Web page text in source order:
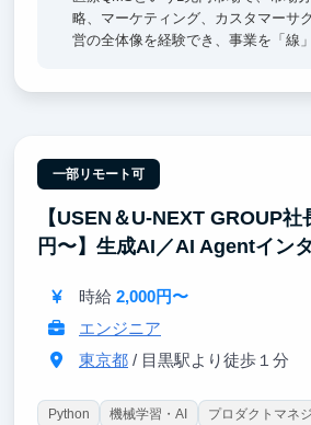
略、マーケティング、カスタマーサ
営の全体像を経験でき、事業を「線
で説得力のあるエピソードになり、
などキャリア全般で通用するポータ
武器になります。
一部リモート可
【USEN＆U-NEXT GROUP
円〜】生成AI／AI Agentイン
時給 2,000円〜
エンジニア
東京都/ 目黒駅より徒歩１分
Python 機械学習・AI
プロダクトマネ